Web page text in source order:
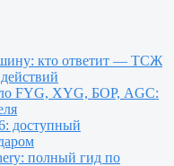
кто ответит — ТСЖ
FYG, XYG, БОР, AGC:
доступный
полный гид по